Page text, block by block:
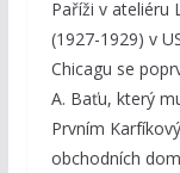
Paříži v ateliéru
(1927-1929) v
Chicagu se
A. Baťu, který
Prvním
obchodních